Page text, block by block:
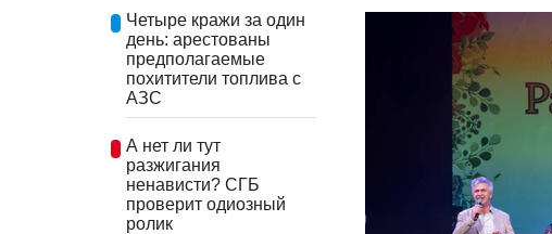
Четыре кражи за один
день: арестованы
предполагаемые
похитители топлива с
АЗС
А нет ли тут
разжигания
ненависти? СГБ
проверит одиозный
ролик